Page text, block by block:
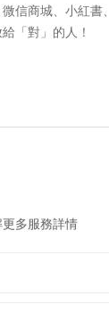
信商城、小紅書
「對」的人！
多服務詳情